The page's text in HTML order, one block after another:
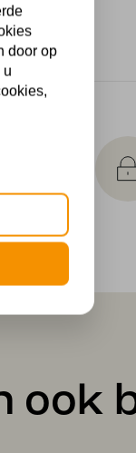
ook
door op
u